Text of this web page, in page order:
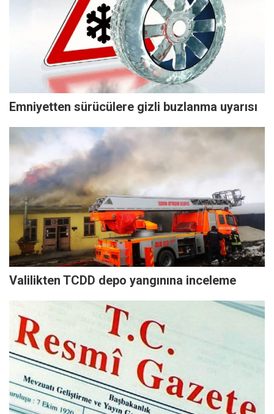
Emniyetten sürücülere gizli buzlanma uyarısı
Valilikten TCDD depo yangınına inceleme